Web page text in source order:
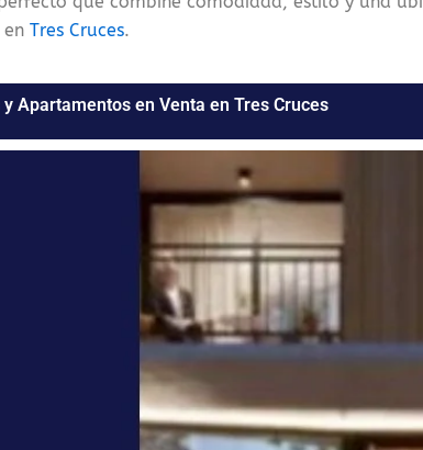
Tres Cruces.
y Apartamentos en Venta en Tres Cruces